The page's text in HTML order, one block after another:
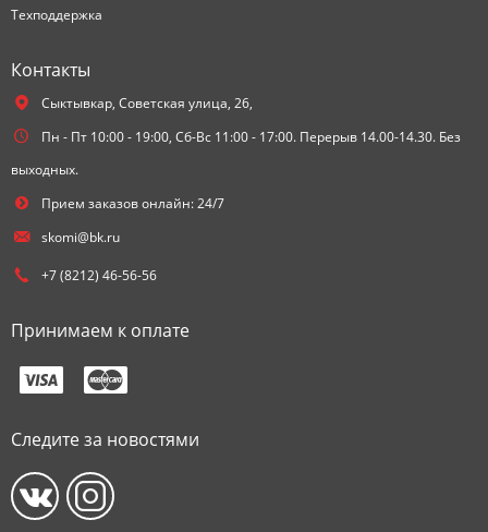
Техподдержка
Контакты
Сыктывкар, Советская улица, 26,
Пн - Пт 10:00 - 19:00, Сб-Вс 11:00 - 17:00. Перерыв 14.00-14.30. Без
выходных.
Прием заказов онлайн: 24/7
skomi@bk.ru
+7 (8212) 46-56-56
Принимаем к оплате
Следите за новостями